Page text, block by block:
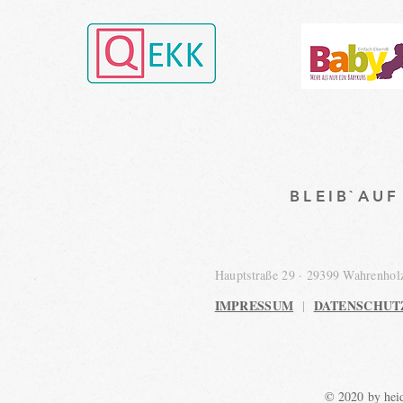
Hauptstraße 29 · 29399
IMPRESSUM |
© 2020 by